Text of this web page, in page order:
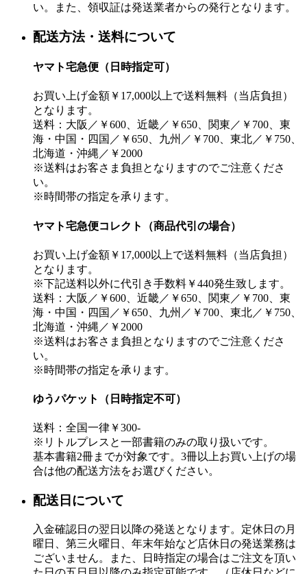
い。また、領収証は発送業者からの発行となります。
配送方法・送料について
ヤマト宅急便（日時指定可）
お買い上げ金額￥17,000以上で送料無料（当店負担）
となります。
送料：大阪／￥600、近畿／￥650、関東／￥700、東
海・中国・四国／￥650、九州／￥700、東北／￥750、
北海道・沖縄／￥2000
※送料はお客さま負担となりますのでご注意くださ
い。
※時間帯の指定を承ります。
ヤマト宅急便コレクト（商品代引の場合）
お買い上げ金額￥17,000以上で送料無料（当店負担）
となります。
※下記送料以外に代引き手数料￥440発生致します。
送料：大阪／￥600、近畿／￥650、関東／￥700、東
海・中国・四国／￥650、九州／￥700、東北／￥750、
北海道・沖縄／￥2000
※送料はお客さま負担となりますのでご注意くださ
い。
※時間帯の指定を承ります。
ゆうパケット（日時指定不可）
送料：全国一律￥300-
※リトルプレスと一部書籍のみの取り扱いです。
基本書籍2冊までが対象です。3冊以上お買い上げの場
合は他の配送方法をお選びください。
配送日について
入金確認日の翌日以降の発送となります。定休日の月
曜日、第三火曜日、年末年始など店休日の発送業務は
ございません。また、日時指定の場合はご注文を頂い